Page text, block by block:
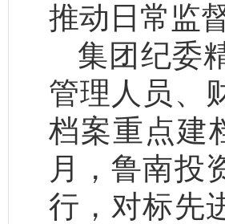
推动日常监
集团纪委
管理人员、
档案重点建
月，鲁南投
行，对标先